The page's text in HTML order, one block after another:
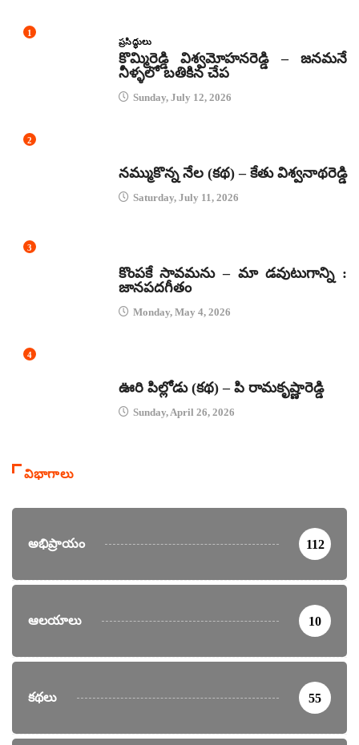
1
ప్రసిద్ధులు
కొమ్మిరెడ్డి విశ్వమోహనరెడ్డి – జనమనే
నీళ్ళలో బతికిన చేప
Sunday, July 12, 2026
2
నమ్ముకొన్న నేల (కథ) – కేతు విశ్వనాథరెడ్డి
Saturday, July 11, 2026
3
కొంపకే సావమను – మా డవుటుగాన్ని :
జానపదగీతం
Monday, May 4, 2026
4
ఊరి పిల్లోడు (కథ) – పి రామకృష్ణారెడ్డి
Sunday, April 26, 2026
విభాగాలు
అభిప్రాయం 112
ఆలయాలు 10
కథలు 55